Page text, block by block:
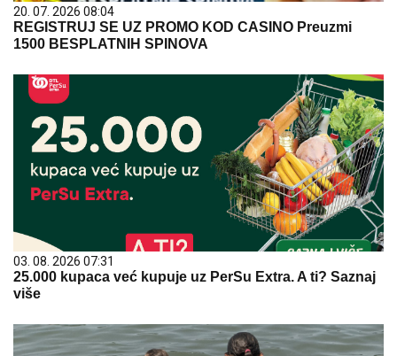
20. 07. 2026 08:04
REGISTRUJ SE UZ PROMO KOD CASINO Preuzmi
1500 BESPLATNIH SPINOVA
03. 08. 2026 07:31
25.000 kupaca već kupuje uz PerSu Extra. A ti? Saznaj
više